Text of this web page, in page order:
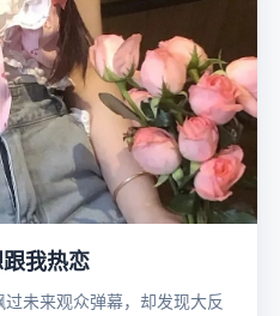
我热恋
未来观众弹幕，却发现大反